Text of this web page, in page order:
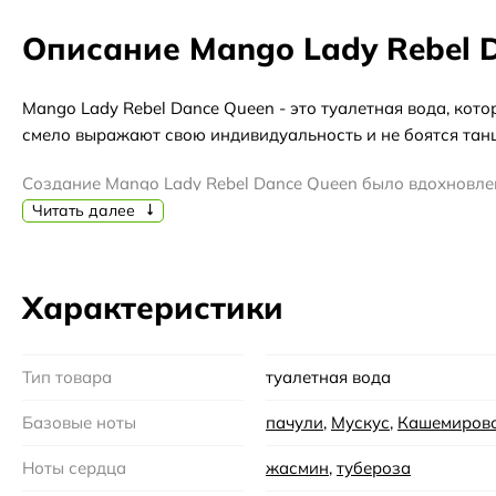
Описание Mango Lady Rebel
Mango Lady Rebel Dance Queen - это туалетная вода,
смело выражают свою индивидуальность и не боятся
Создание Mango Lady Rebel Dance Queen было
самобытность. Каждая нота этого аромата танцует на
протяжении всего дня, подчеркивая вашу уверенность и
Читать далее
Характеристики
Тип товара туалетная вода
Базовые ноты пачули, Мускус,
Ноты сердца жасмин, тубероза